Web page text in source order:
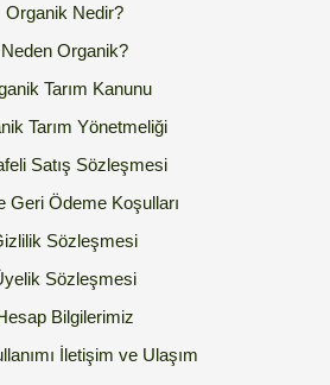
Organik Nedir?
Neden Organik?
Tarım Kanunu
Tarım Yönetmeliği
Satış Sözleşmesi
Geri Ödeme Koşulları
Sözleşmesi
Sözleşmesi
Bilgilerimiz
İletişim ve Ulaşım